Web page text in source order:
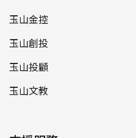
玉山金控
玉山創投
玉山投顧
玉山文教